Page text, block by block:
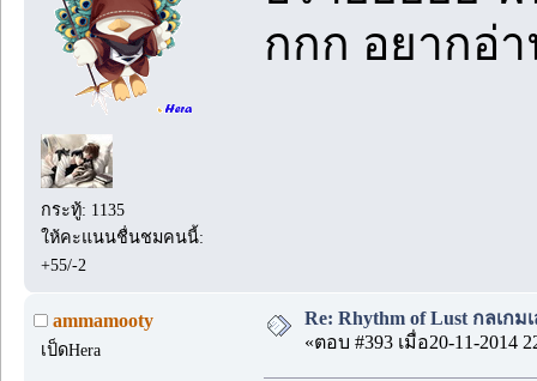
กระทู้: 1135
ให้คะแนนชื่นชมคนนี้:
+55/-2
กกก อยากอ่
ammamooty
เป็ดHera
Re: Rhythm of Lust กลเกม
«ตอบ #393 เมื่อ20-11-2014